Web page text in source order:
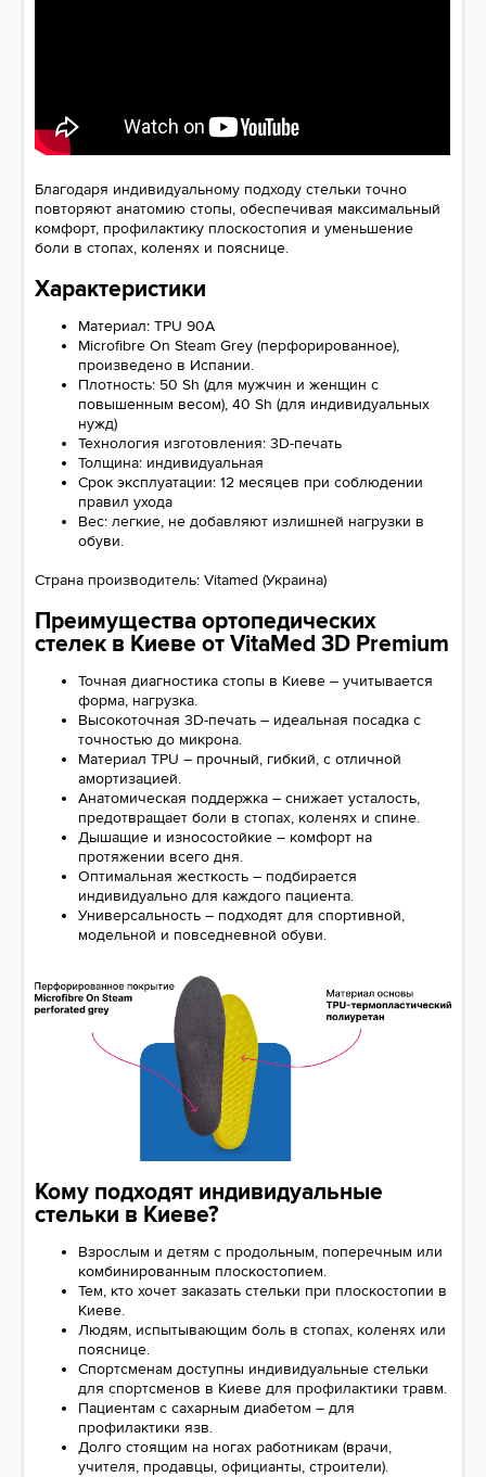
Благодаря индивидуальному подходу стельки точно
повторяют анатомию стопы, обеспечивая максимальный
комфорт, профилактику плоскостопия и уменьшение
боли в стопах, коленях и пояснице.
Характеристики
Материал: TPU 90A
Microfibre On Steam Grey (перфорированное),
произведено в Испании.
Плотность: 50 Sh (для мужчин и женщин с
повышенным весом), 40 Sh (для индивидуальных
нужд)
Технология изготовления: 3D-печать
Толщина: индивидуальная
Срок эксплуатации: 12 месяцев при соблюдении
правил ухода
Вес: легкие, не добавляют излишней нагрузки в
обуви.
Страна производитель: Vitamed (Украина)
Преимущества ортопедических
стелек в Киеве от VitaMed 3D Premium
Точная диагностика стопы в Киеве – учитывается
форма, нагрузка.
Высокоточная 3D-печать – идеальная посадка с
точностью до микрона.
Материал TPU – прочный, гибкий, с отличной
амортизацией.
Анатомическая поддержка – снижает усталость,
предотвращает боли в стопах, коленях и спине.
Дышащие и износостойкие – комфорт на
протяжении всего дня.
Оптимальная жесткость – подбирается
индивидуально для каждого пациента.
Универсальность – подходят для спортивной,
модельной и повседневной обуви.
Кому подходят индивидуальные
стельки в Киеве?
Взрослым и детям с продольным, поперечным или
комбинированным плоскостопием.
Тем, кто хочет заказать стельки при плоскостопии в
Киеве.
Людям, испытывающим боль в стопах, коленях или
пояснице.
Спортсменам доступны индивидуальные стельки
для спортсменов в Киеве для профилактики травм.
Пациентам с сахарным диабетом – для
профилактики язв.
Долго стоящим на ногах работникам (врачи,
учителя, продавцы, официанты, строители).